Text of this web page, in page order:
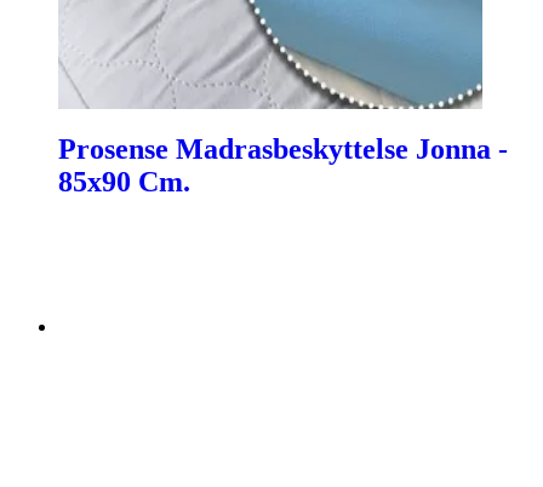
Prosense Madrasbeskyttelse Jonna -
85x90 Cm.